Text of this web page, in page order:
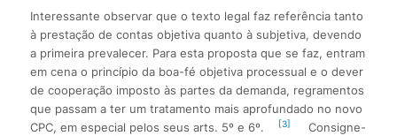
Interessante observar que o texto legal faz referência tanto
à prestação de contas objetiva quanto à subjetiva, devendo
a primeira prevalecer. Para esta proposta que se faz, entram
em cena o princípio da boa-fé objetiva processual e o dever
de cooperação imposto às partes da demanda, regramentos
que passam a ter um tratamento mais aprofundado no novo
CPC, em especial pelos seus arts. 5º e 6º.
[3]
Consigne-